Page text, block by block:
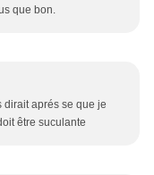
que bon.
aprés se que je
être suculante